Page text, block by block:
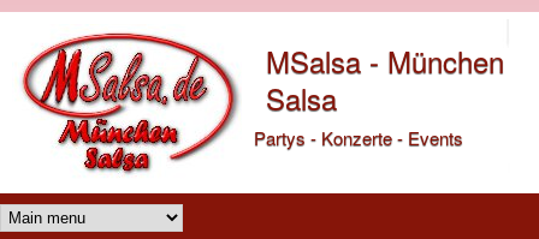
MSalsa - München
Salsa
Partys - Konzerte - Events
Main menu